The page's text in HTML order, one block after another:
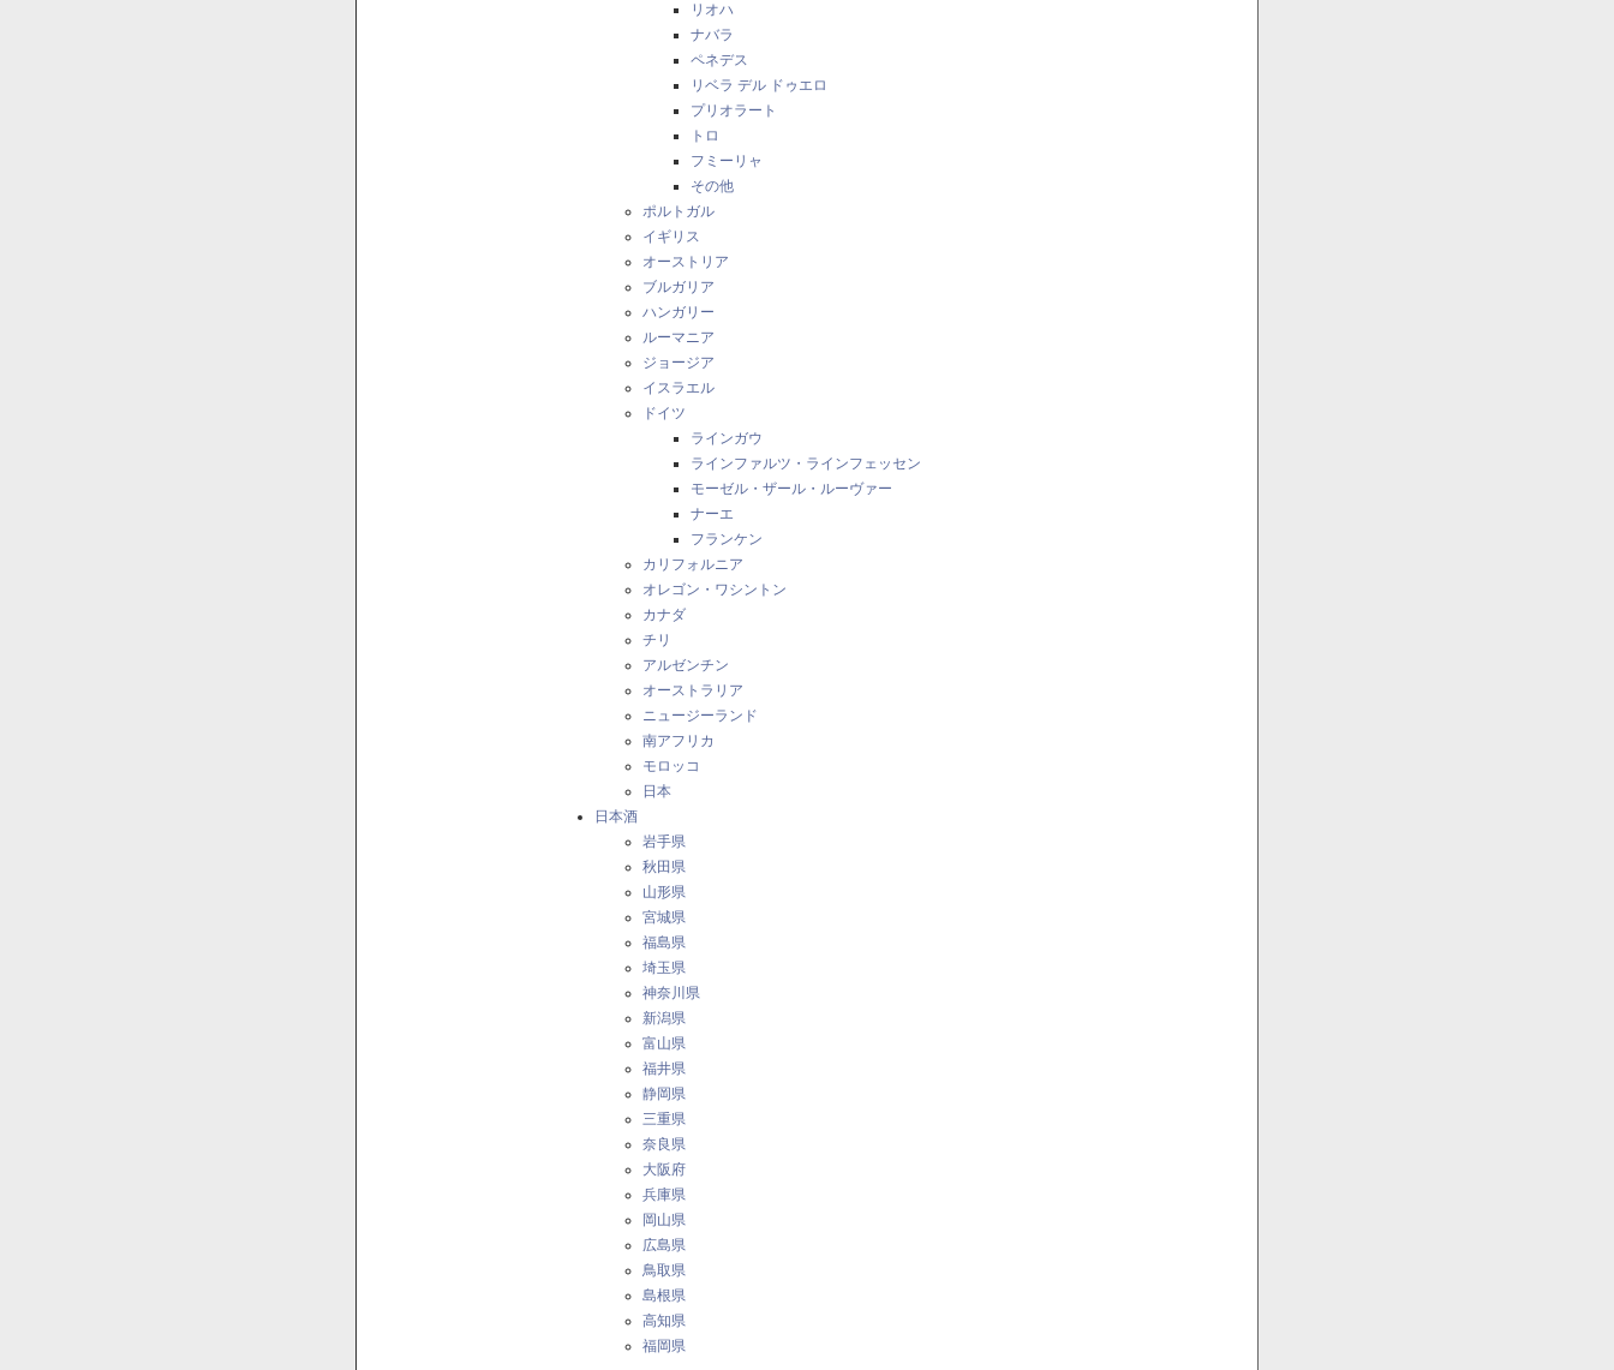
リオハ
ナバラ
ペネデス
リベラ デル ドゥエロ
プリオラート
トロ
フミーリャ
その他
ポルトガル
イギリス
オーストリア
ブルガリア
ハンガリー
ルーマニア
ジョージア
イスラエル
ドイツ
ラインガウ
ラインファルツ・ラインフェッセン
モーゼル・ザール・ルーヴァー
ナーエ
フランケン
カリフォルニア
オレゴン・ワシントン
カナダ
チリ
アルゼンチン
オーストラリア
ニュージーランド
南アフリカ
モロッコ
日本
日本酒
岩手県
秋田県
山形県
宮城県
福島県
埼玉県
神奈川県
新潟県
富山県
福井県
静岡県
三重県
奈良県
大阪府
兵庫県
岡山県
広島県
鳥取県
島根県
高知県
福岡県